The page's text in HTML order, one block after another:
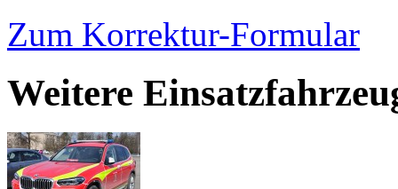
Zum Korrektur-Formular
Weitere